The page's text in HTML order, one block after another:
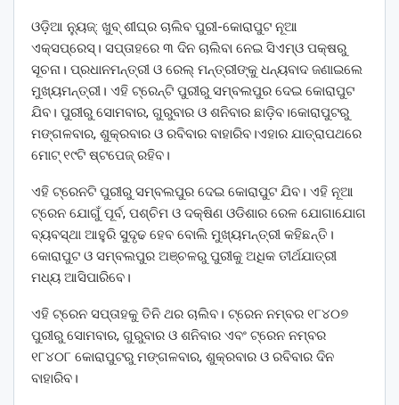
ଓଡ଼ିଆ ନ୍ୟୁଜ୍: ଖୁବ୍ ଶୀଘ୍ର ଚାଲିବ ପୁରୀ-କୋରାପୁଟ ନୂଆ
ଏକ୍ସପ୍ରେସ୍‌। ସପ୍ତାହରେ ୩ ଦିନ ଚାଲିବା ନେଇ ସିଏମ୍‌ଓ ପକ୍ଷରୁ
ସୂଚନା। ପ୍ରଧାନମନ୍ତ୍ରୀ ଓ ରେଲ୍‌ ମନ୍ତ୍ରୀଙ୍କୁ ଧନ୍ୟବାଦ ଜଣାଇଲେ
ମୁଖ୍ୟମନ୍ତ୍ରୀ। ଏହି ଟ୍ରେନ୍‌ଟି ପୁରୀରୁ ସମ୍ବଲପୁର ଦେଇ କୋରାପୁଟ
ଯିବ। ପୁରୀରୁ ସୋମବାର, ଗୁରୁବାର ଓ ଶନିବାର ଛାଡ଼ିବ।କୋରାପୁଟରୁ
ମଙ୍ଗଳବାର, ଶୁକ୍ରବାର ଓ ରବିବାର ବାହାରିବ।ଏହାର ଯାତ୍ରାପଥରେ
ମୋଟ୍‌ ୧୯ଟି ଷ୍ଟପେଜ୍ ରହିବ।
ଏହି ଟ୍ରେନଟି ପୁରୀରୁ ସମ୍ବଲପୁର ଦେଇ କୋରାପୁଟ ଯିବ। ଏହି ନୂଆ
ଟ୍ରେନ ଯୋଗୁଁ ପୂର୍ବ, ପଶ୍ଚିମ ଓ ଦକ୍ଷିଣ ଓଡିଶାର ରେଳ ଯୋଗାଯୋଗ
ବ୍ୟବସ୍ଥା ଆହୁରି ସୁଦୃଢ ହେବ ବୋଲି ମୁଖ୍ୟମନ୍ତ୍ରୀ କହିଛନ୍ତି।
କୋରାପୁଟ ଓ ସମ୍ବଲପୁର ଅଞ୍ଚଳରୁ ପୁରୀକୁ ଅଧିକ ତୀର୍ଥଯାତ୍ରୀ
ମଧ୍ୟ ଆସିପାରିବେ।
ଏହି ଟ୍ରେନ ସପ୍ତାହକୁ ତିନି ଥର ଚାଲିବ। ଟ୍ରେନ ନମ୍ବର ୧୮୪୦୭
ପୁରୀରୁ ସୋମବାର, ଗୁରୁବାର ଓ ଶନିବାର ଏବଂ ଟ୍ରେନ ନମ୍ବର
୧୮୪୦୮ କୋରାପୁଟରୁ ମଙ୍ଗଳବାର, ଶୁକ୍ରବାର ଓ ରବିବାର ଦିନ
ବାହାରିବ।